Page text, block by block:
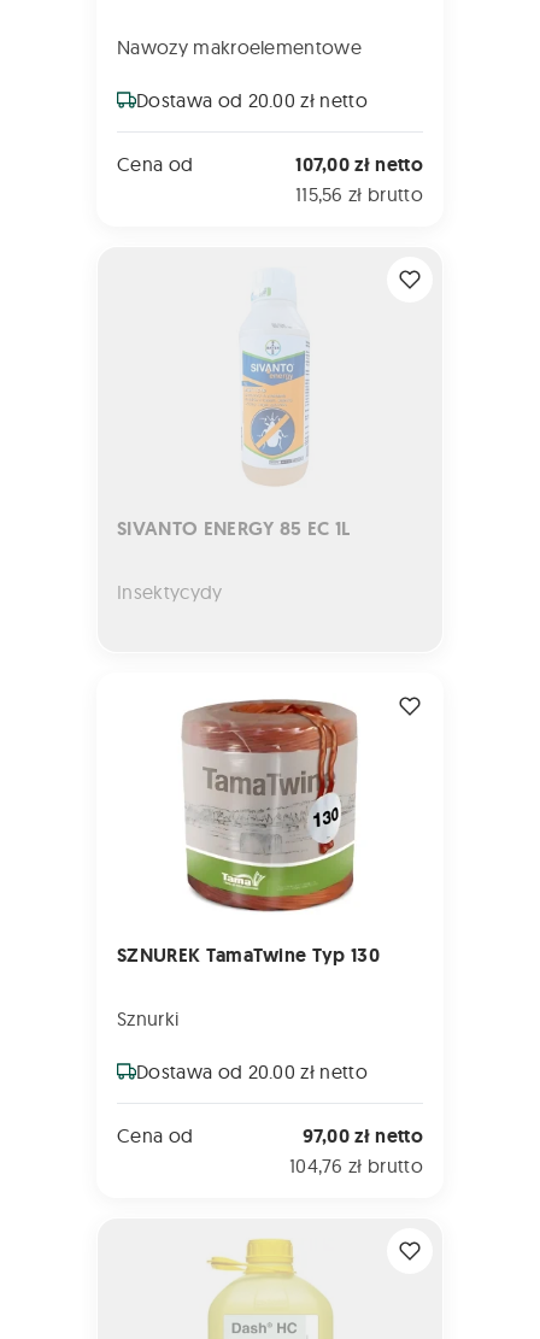
Nawozy makroelementowe
Dostawa od 20.00 zł netto
Cena od 107,00 zł netto
115,56 zł brutto
SIVANTO ENERGY 85 EC 1L
Insektycydy
SZNUREK TamaTwine Typ 130
Sznurki
Dostawa od 20.00 zł netto
Cena od 97,00 zł netto
104,76 zł brutto